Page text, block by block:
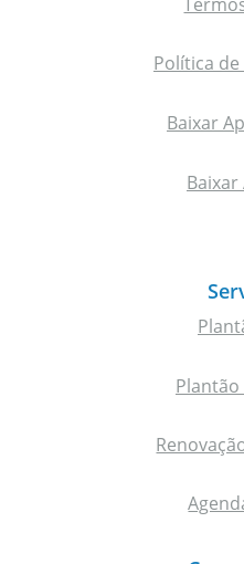
Política
Baixar
Baixar